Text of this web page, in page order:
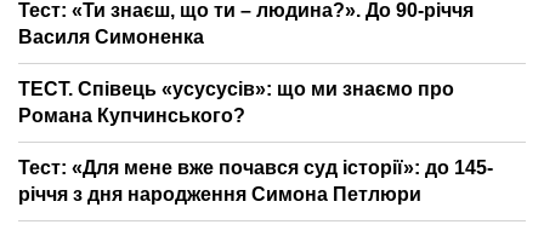
Тест: «Ти знаєш, що ти – людина?». До 90-річчя
Василя Симоненка
ТЕСТ. Співець «усусусів»: що ми знаємо про
Романа Купчинського?
Тест: «Для мене вже почався суд історії»: до 145-
річчя з дня народження Симона Петлюри